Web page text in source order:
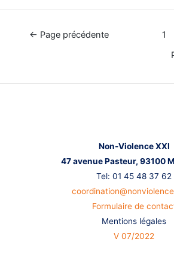
Pagination
← Page précédente 1
Non-Violence XXI
47 avenue Pasteur, 93100
Tel: 01 45 48 37 62
Formulaire de
Mentions légales
V 07/2022